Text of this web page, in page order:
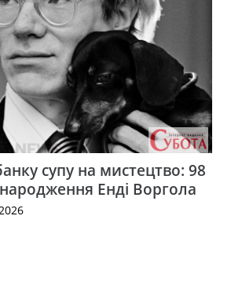
супу на мистецтво: 98
народження Енді Воргола